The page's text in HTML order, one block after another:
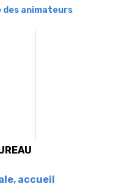
des animateurs
accueil